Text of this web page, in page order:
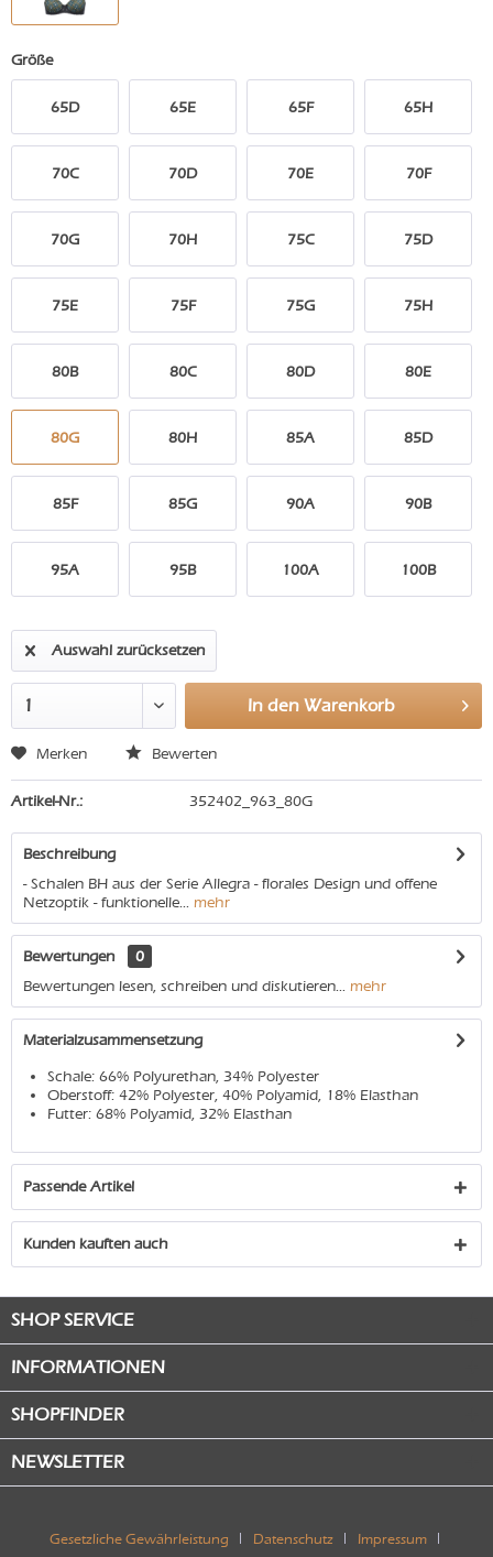
Größe
65D 65E 65F 65H
70C 70D 70E 70F
70G 70H 75C 75D
75E 75F 75G 75H
80B 80C 80D 80E
80G 80H 85A 85D
85F 85G 90A 90B
95A 95B 100A 100B
Auswahl zurücksetzen
In den Warenkorb
Merken Bewerten
Artikel-Nr.: 352402_963_80G
Beschreibung
- Schalen BH aus der Serie Allegra - florales Design und offene
Netzoptik - funktionelle... mehr
Bewertungen
0
Bewertungen lesen, schreiben und diskutieren... mehr
Materialzusammensetzung
Schale: 66% Polyurethan, 34% Polyester
Oberstoff: 42% Polyester, 40% Polyamid, 18% Elasthan
Futter: 68% Polyamid, 32% Elasthan
Passende Artikel
Kunden kauften auch
SHOP SERVICE
INFORMATIONEN
SHOPFINDER
NEWSLETTER
Gesetzliche Gewährleistung Datenschutz Impressum